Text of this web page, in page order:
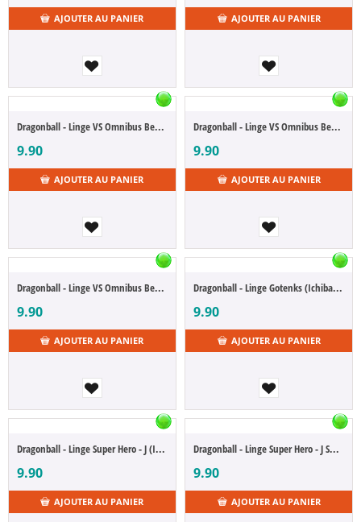
AJOUTER AU PANIER AJOUTER AU PANIER
Dragonball - Linge VS Omnibus Beast - I Son Gohan (Ichibansho)
9.90
AJOUTER AU PANIER
Dragonball - Linge VS Omnibus Beast - I Piccolo (Ichibansho)
9.90
AJOUTER AU PANIER
Dragonball - Linge VS Omnibus Beast - I Cell (Ichibansho)
9.90
AJOUTER AU PANIER
Dragonball - Linge Gotenks (Ichibansho)
9.90
AJOUTER AU PANIER
Dragonball - Linge Super Hero - J (Ichibansho)
9.90
AJOUTER AU PANIER
Dragonball - Linge Super Hero - J Shenron (Ichibansho)
9.90
AJOUTER AU PANIER